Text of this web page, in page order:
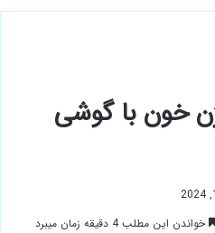
خون با گوشی
خواندن این مطلب 4 دقیقه زمان میبرد